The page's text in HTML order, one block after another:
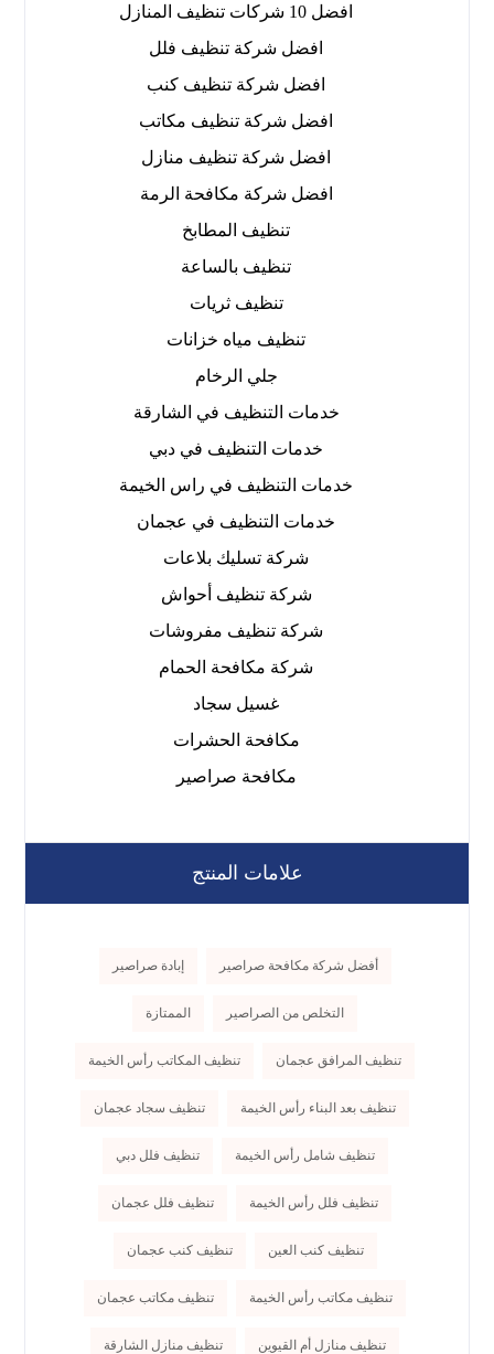
افضل 10 شركات تنظيف المنازل
افضل شركة تنظيف فلل
افضل شركة تنظيف كنب
افضل شركة تنظيف مكاتب
افضل شركة تنظيف منازل
افضل شركة مكافحة الرمة
تنظيف المطابخ
تنظيف بالساعة
تنظيف ثريات
تنظيف مياه خزانات
جلي الرخام
خدمات التنظيف في الشارقة
خدمات التنظيف في دبي
خدمات التنظيف في راس الخيمة
خدمات التنظيف في عجمان
شركة تسليك بلاعات
شركة تنظيف أحواش
شركة تنظيف مفروشات
شركة مكافحة الحمام
غسيل سجاد
مكافحة الحشرات
مكافحة صراصير
علامات المنتج
أفضل شركة مكافحة صراصير إبادة صراصير
التخلص من الصراصير الممتازة
تنظيف المرافق عجمان تنظيف المكاتب رأس الخيمة
تنظيف بعد البناء رأس الخيمة تنظيف سجاد عجمان
تنظيف شامل رأس الخيمة تنظيف فلل دبي
تنظيف فلل رأس الخيمة تنظيف فلل عجمان
تنظيف كنب العين تنظيف كنب عجمان
تنظيف مكاتب رأس الخيمة تنظيف مكاتب عجمان
تنظيف منازل أم القيوين تنظيف منازل الشارقة